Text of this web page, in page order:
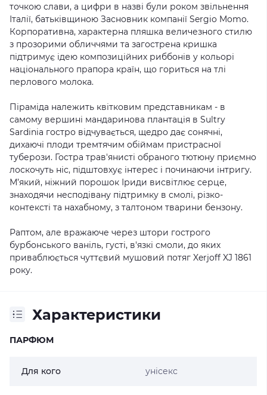
точкою слави, а цифри в назві були роком звільнення
Італії, батьківщиною Засновник компанії Sergio Momo.
Корпоративна, характерна пляшка величезного стилю
з прозорими обличчями та загострена кришка
підтримує ідею композиційних риббонів у кольорі
національного прапора країн, що гориться на тлі
перлового молока.
Піраміда належить квітковим представникам - в
самому вершині мандаринова плантація в Sultry
Sardinia гостро відчувається, щедро дає сонячні,
дихаючі плоди тремтячим обіймам пристрасної
туберози. Гостра трав'янисті обраного тютюну приємно
лоскочуть ніс, підштовхує інтерес і починаючи інтригу.
М’який, ніжний порошок Іриди висвітлює серце,
знаходячи несподівану підтримку в смолі, різко-
контексті та нахабному, з талтоном тварини бензону.
Раптом, але вражаюче через штори гострого
бурбонського ваніль, густі, в'язкі смоли, до яких
приваблюється чуттєвий мушовий потяг Xerjoff XJ 1861
року.
Характеристики
ПАРФЮМ
Для кого унісекс